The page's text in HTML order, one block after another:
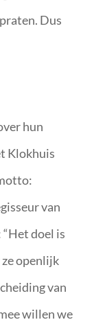
Dus
hun
Klokhuis
van
doel is
openlijk
van
willen we